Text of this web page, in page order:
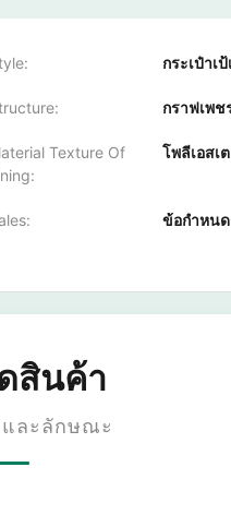
กระเป๋าเ
กราฟเพ
Texture Of
โพลีเอสเ
ข้อกำหนด
สินค้า
และลักษณะ